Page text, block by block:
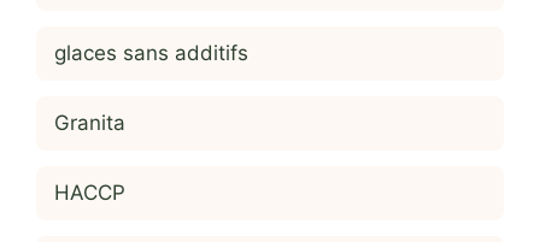
glaces sans additifs
Granita
HACCP